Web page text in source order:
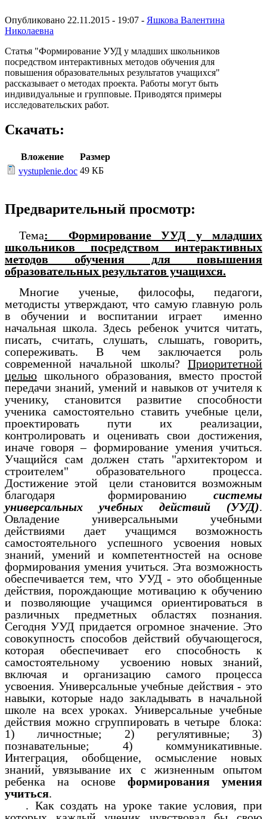
Опубликовано 22.11.2015 - 19:07 - Яшкова Валентина
Николаевна
Статья "Формирование УУД у младших школьников
посредством интерактивных методов обучения для
повышения образовательных результатов учащихся"
рассказывает о методах проекта. Работы могут быть
индивидуальные и групповые. Приводятся примеры
исследовательских работ.
Скачать:
Вложение
Размер
vystuplenie.doc 49 КБ
Предварительный просмотр:
Тема: Формирование УУД у младших
школьников посредством интерактивных
методов обучения для повышения
образовательных результатов учащихся.
Многие ученые, философы, педагоги,
методисты утверждают, что самую главную роль
в обучении и воспитании играет именно
начальная школа. Здесь ребенок учится читать,
писать, считать, слушать, слышать, говорить,
сопереживать. В чем заключается роль
современной начальной школы? Приоритетной
целью школьного образования, вместо простой
передачи знаний, умений и навыков от учителя к
ученику, становится развитие способности
ученика самостоятельно ставить учебные цели,
проектировать пути их реализации,
контролировать и оценивать свои достижения,
иначе говоря – формирование умения учиться.
Учащийся сам должен стать "архитектором и
строителем" образовательного процесса.
Достижение этой цели становится возможным
благодаря формированию системы
универсальных учебных действий (УУД).
Овладение универсальными учебными
действиями дает учащимся возможность
самостоятельного успешного усвоения новых
знаний, умений и компетентностей на основе
формирования умения учиться. Эта возможность
обеспечивается тем, что УУД - это обобщенные
действия, порождающие мотивацию к обучению
и позволяющие учащимся ориентироваться в
различных предметных областях познания.
Сегодня УУД придается огромное значение. Это
совокупность способов действий обучающегося,
которая обеспечивает его способность к
самостоятельному усвоению новых знаний,
включая и организацию самого процесса
усвоения. Универсальные учебные действия - это
навыки, которые надо закладывать в начальной
школе на всех уроках. Универсальные учебные
действия можно сгруппировать в четыре блока:
1) личностные; 2) регулятивные; 3)
познавательные; 4) коммуникативные.
Интеграция, обобщение, осмысление новых
знаний, увязывание их с жизненным опытом
ребенка на основе формирования умения
учиться.
. Как создать на уроке такие условия, при